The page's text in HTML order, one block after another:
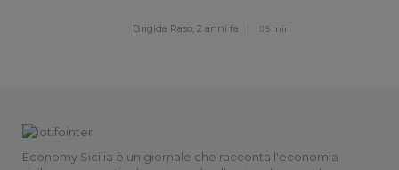
Brigida Raso,2 anni fa 5 min
Economy Sicilia è un giornale che racconta l'economia